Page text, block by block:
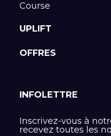
Course
UPLIFT
OFFRES
INFOLETTRE
Inscrivez-vous à
recevez toutes les